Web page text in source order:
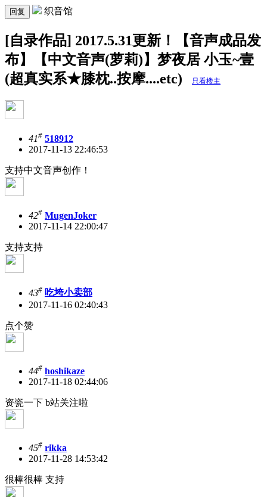
回复 织音馆
[自录作品] 2017.5.31更新！【音声成品发
布】【中文音声(萝莉)】梦夜居 小玉~壹
(超真实系★膝枕..按摩....etc)
只看楼主
41# 518912
2017-11-13 22:46:53
支持中文音声创作！
42# MugenJoker
2017-11-14 22:00:47
支持支持
43# 吃垮小卖部
2017-11-16 02:40:43
点个赞
44# hoshikaze
2017-11-18 02:44:06
资瓷一下 b站关注啦
45# rikka
2017-11-28 14:53:42
很棒很棒 支持